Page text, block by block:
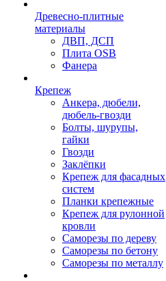
Древесно-плитные
материалы
ДВП, ДСП
Плита OSB
Фанера
Крепеж
Анкера, дюбели,
дюбель-гвозди
Болты, шурупы,
гайки
Гвозди
Заклёпки
Крепеж для фасадных
систем
Планки крепежные
Крепеж для рулонной
кровли
Саморезы по дереву
Саморезы по бетону
Саморезы по металлу